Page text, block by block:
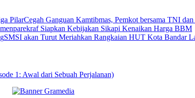
Cegah Ganguan Kamtibmas, Pemkot bersama TNI
Siapkan Kebijakan Sikapi Kenaikan Harga BBM
SMSI akan Turut Meriahkan Rangkaian HUT Kota Bandar
1: Awal dari Sebuah Perjalanan)